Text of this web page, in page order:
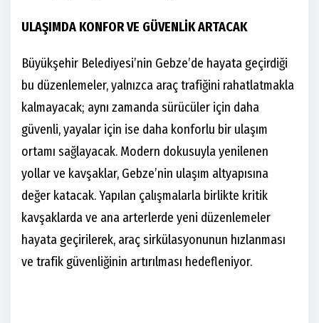
ULAŞIMDA KONFOR VE GÜVENLİK ARTACAK
Büyükşehir Belediyesi’nin Gebze’de hayata geçirdiği
bu düzenlemeler, yalnızca araç trafiğini rahatlatmakla
kalmayacak; aynı zamanda sürücüler için daha
güvenli, yayalar için ise daha konforlu bir ulaşım
ortamı sağlayacak. Modern dokusuyla yenilenen
yollar ve kavşaklar, Gebze’nin ulaşım altyapısına
değer katacak. Yapılan çalışmalarla birlikte kritik
kavşaklarda ve ana arterlerde yeni düzenlemeler
hayata geçirilerek, araç sirkülasyonunun hızlanması
ve trafik güvenliğinin artırılması hedefleniyor.